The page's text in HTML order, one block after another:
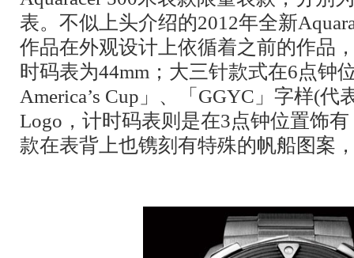
表。不似上头介绍的2012年全新
作品在外观设计上依循着之前的作品
时码表为44mm；大三针款式在6点钟
America’s Cup」、「GGYC」字样(代
Logo，计时码表则是在3点钟位置饰有
款在表背上也镌刻有特殊的帆船图案